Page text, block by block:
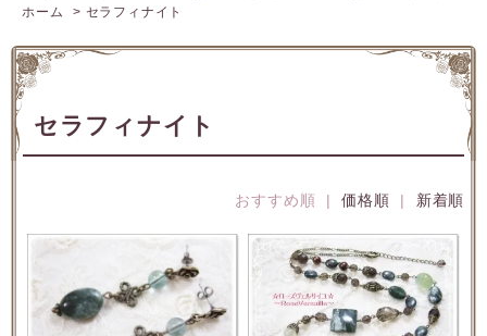
ホーム > セラフィナイト
セラフィナイト
おすすめ順 |価格順 | 新着順